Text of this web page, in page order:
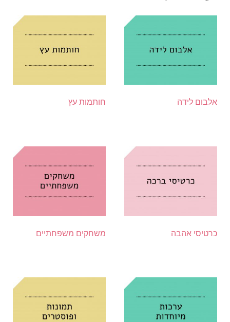
אלבום לידה חותמות עץ
כרטיסי אהבה משחקים משפחתיים